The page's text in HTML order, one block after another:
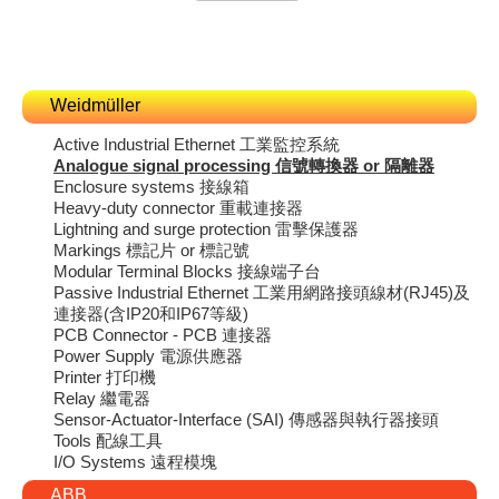
Weidmüller
Active Industrial Ethernet 工業監控系統
Analogue signal processing 信號轉換器 or 隔離器
Enclosure systems 接線箱
Heavy-duty connector 重載連接器
Lightning and surge protection 雷擊保護器
Markings 標記片 or 標記號
Modular Terminal Blocks 接線端子台
Passive Industrial Ethernet 工業用網路接頭線材(RJ45)及
連接器(含IP20和IP67等級)
PCB Connector - PCB 連接器
Power Supply 電源供應器
Printer 打印機
Relay 繼電器
Sensor-Actuator-Interface (SAI) 傳感器與執行器接頭
Tools 配線工具
I/O Systems 遠程模塊